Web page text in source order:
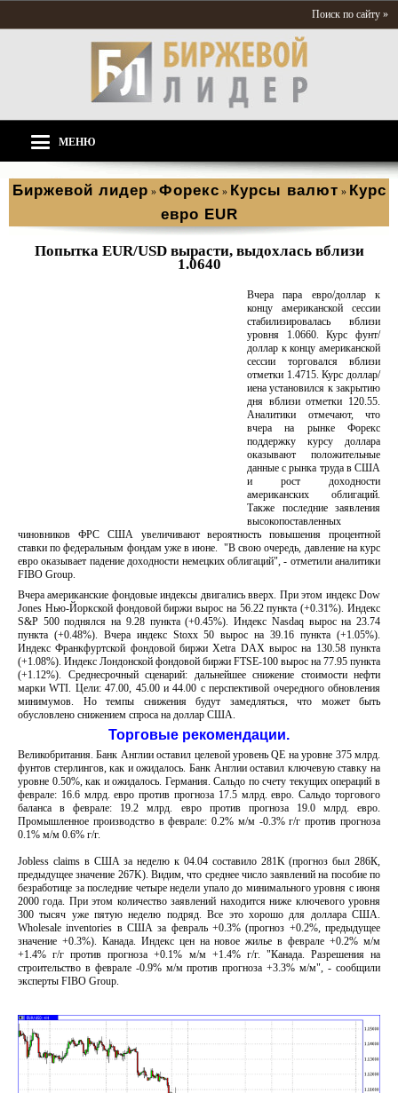
Поиск по сайту »
МЕНЮ
Биржевой лидер » Форекс » Курсы валют » Курс
евро EUR
Попытка EUR/USD вырасти, выдохлась вблизи
1.0640
Вчера пара евро/доллар к
концу американской сессии
стабилизировалась вблизи
уровня 1.0660. Курс фунт/
доллар к концу американской
сессии торговался вблизи
отметки 1.4715. Курс доллар/
иена установился к закрытию
дня вблизи отметки 120.55.
Аналитики отмечают, что
вчера на рынке Форекс
поддержку курсу доллара
оказывают положительные
данные с рынка труда в США
и рост доходности
американских облигаций.
Также последние заявления
высокопоставленных
чиновников ФРС США увеличивают вероятность повышения процентной
ставки по федеральным фондам уже в июне. "В свою очередь, давление на курс
евро оказывает падение доходности немецких облигаций", - отметили аналитики
FIBO Group.
Вчера американские фондовые индексы двигались вверх. При этом индекс Dow
Jones Нью-Йоркской фондовой биржи вырос на 56.22 пункта (+0.31%). Индекс
S&P 500 поднялся на 9.28 пункта (+0.45%). Индекс Nasdaq вырос на 23.74
пункта (+0.48%). Вчера индекс Stoxx 50 вырос на 39.16 пункта (+1.05%).
Индекс Франкфуртской фондовой биржи Xetra DAX вырос на 130.58 пункта
(+1.08%). Индекс Лондонской фондовой биржи FTSE-100 вырос на 77.95 пункта
(+1.12%). Среднесрочный сценарий: дальнейшее снижение стоимости нефти
марки WTI. Цели: 47.00, 45.00 и 44.00 с перспективой очередного обновления
минимумов. Но темпы снижения будут замедляться, что может быть
обусловлено снижением спроса на доллар США.
Торговые рекомендации.
Великобритания. Банк Англии оставил целевой уровень QE на уровне 375 млрд.
фунтов стерлингов, как и ожидалось. Банк Англии оставил ключевую ставку на
уровне 0.50%, как и ожидалось. Германия. Сальдо по счету текущих операций в
феврале: 16.6 млрд. евро против прогноза 17.5 млрд. евро. Сальдо торгового
баланса в феврале: 19.2 млрд. евро против прогноза 19.0 млрд. евро.
Промышленное производство в феврале: 0.2% м/м -0.3% г/г против прогноза
0.1% м/м 0.6% г/г.
Jobless claims в США за неделю к 04.04 составило 281K (прогноз был 286К,
предыдущее значение 267K). Видим, что среднее число заявлений на пособие по
безработице за последние четыре недели упало до минимального уровня с июня
2000 года. При этом количество заявлений находится ниже ключевого уровня
300 тысяч уже пятую неделю подряд. Все это хорошо для доллара США.
Wholesale inventories в США за февраль +0.3% (прогноз +0.2%, предыдущее
значение +0.3%). Канада. Индекс цен на новое жилье в феврале +0.2% м/м
+1.4% г/г против прогноза +0.1% м/м +1.4% г/г. "Канада. Разрешения на
строительство в феврале -0.9% м/м против прогноза +3.3% м/м", - сообщили
эксперты FIBO Group.